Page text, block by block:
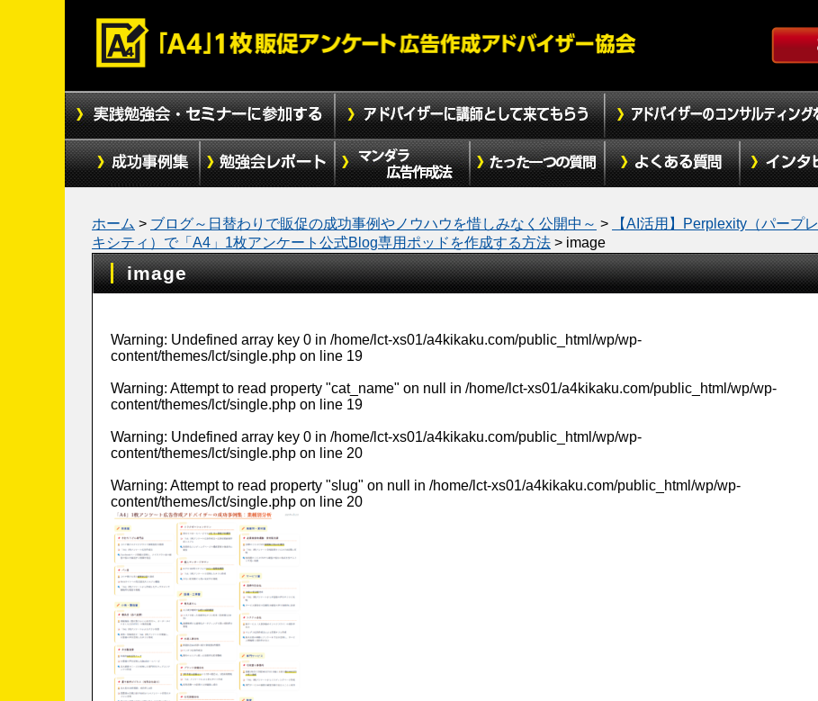
ホーム > ブログ～日替わりで販促の成功事例やノウハウを惜しみなく公開中～ >
【AI活用】Perplexity（パープレ
キシティ）で「A4」1枚アンケート公式Blog専用ポッドを作成する方法 > image
image
Warning: Undefined array key 0 in /home/lct-xs01/a4kikaku.com/public_html/wp/wp-
content/themes/lct/single.php on line 19
Warning: Attempt to read property "cat_name" on null in /home/lct-xs01/a4kikaku.com/public_html/wp/wp-
content/themes/lct/single.php on line 19
Warning: Undefined array key 0 in /home/lct-xs01/a4kikaku.com/public_html/wp/wp-
content/themes/lct/single.php on line 20
Warning: Attempt to read property "slug" on null in /home/lct-xs01/a4kikaku.com/public_html/wp/wp-
content/themes/lct/single.php on line 20